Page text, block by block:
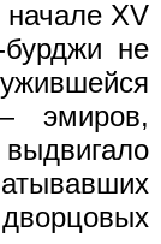
XV
не
эмиров,